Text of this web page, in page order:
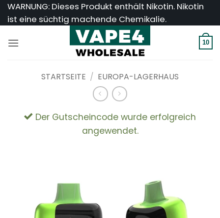
Zum
Inhalt
WARNUNG: Dieses Produkt enthält Nikotin. Nikotin
ist eine süchtig machende Chemikalie.
10
STARTSEITE / EUROPA-LAGERHAUS
Der Gutscheincode wurde erfolgreich
angewendet.